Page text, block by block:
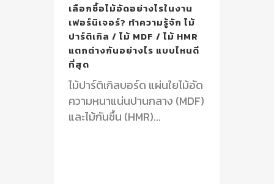
เลือกซื้อไม้อัดอย่างไรในงาน
เฟอร์นิเจอร์? ทำความรู้จัก ไม้
ปาร์ติเกิล / ไม้ MDF / ไม้ HMR
แตกต่างกันอย่างไร แบบไหนดี
ที่สุด
ไม้ปาร์ติเกิลบอร์ด แผ่นใยไม้อัด
ความหนาแน่นปานกลาง (MDF)
และไม้กันชื้น (HMR)...